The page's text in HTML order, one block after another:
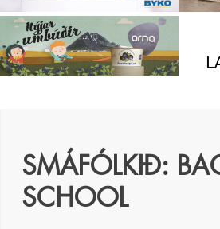
SMÁFÓLKIÐ:
SCHOOL